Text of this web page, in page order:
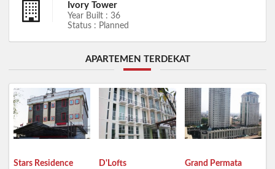
Ivory Tower
Year Built : 36
Status : Planned
APARTEMEN TERDEKAT
Stars Residence D'Lofts Grand Permata